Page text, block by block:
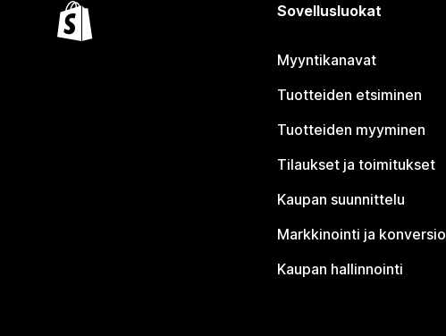
Sovellusluokat
Myyntikanavat
Tuotteiden etsiminen
Tuotteiden myyminen
Tilaukset ja toimitukset
Kaupan suunnittelu
Markkinointi ja konversio
Kaupan hallinnointi